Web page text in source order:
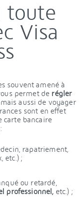
toute
Visa
souvent amené à
permet de régler
aussi de voyager
sont en effet
carte bancaire
rapatriement,
etc.) ;
ou retardé,
professionnel, etc.) ;